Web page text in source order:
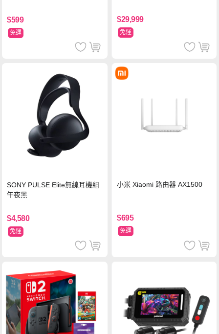
$599
免運
n11/二年保)
$29,999
免運
SONY PULSE Elite無線耳機組
午夜黑
$4,580
免運
小米 Xiaomi 路由器 AX1500
$695
免運